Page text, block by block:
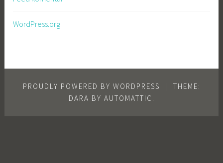
WordPress.org
PROUDLY POWERED BY WORDPRESS |
THEME:
DARA BY AUTOMATTIC .